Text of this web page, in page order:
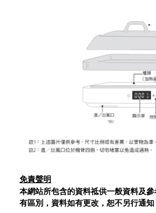
免責聲明
本網站所包含的資料祗供一般資料及
有區別，資料如有更改，恕不另行通